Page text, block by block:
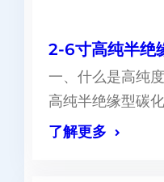
2-6寸高纯半绝
一、什么是高纯
高纯半绝缘型碳
了解更多